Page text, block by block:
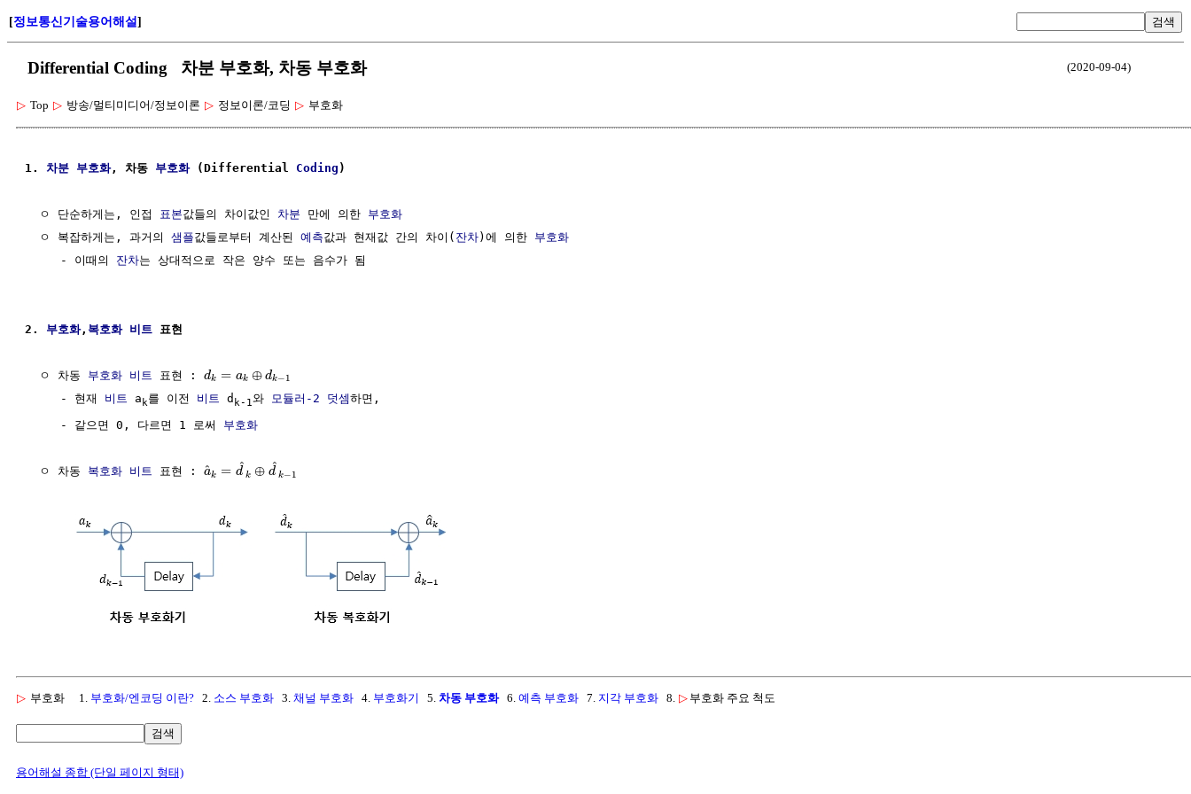
[정보통신기술용어해설] 검색
Differential Coding 차분 부호화, 차동 부호화 (2020-09-04)
▷ Top ▷ 방송/멀티미디어/정보이론 ▷ 정보이론/코딩 ▷ 부호화
1. 차분 부호화, 차동 부호화 (Differential Coding )
  ㅇ 단순하게는, 인접
표본값들의 차이값인 차분 만에 의한 부호화
  ㅇ 복잡하게는, 과거의
샘플값들로부터 계산된 예측값과 현재값 간의 차이( 잔차)에 의한 부호화
     - 이때의
잔차는 상대적으로 작은 양수 또는 음수가 됨
2. 부호화, 복호화 비트 표현
  ㅇ 차동
부호화 비트 표현 : dk = ak ⊕ dk−1
     - 현재
비트 a k를 이전 비트 d k-1와 모듈러-2 덧셈하면,
     - 같으면 0, 다르면 1 로써
부호화
  ㅇ 차동
복호화 비트 표현 : ^
ak = ^
d k ⊕ ^
d k−1
▷ 부호화 1. 부호화/엔코딩 이란? 2. 소스 부호화 3. 채널 부호화 4. 부호화기 5. 차동 부호화6. 예측 부호화 7. 지각 부호화 8. ▷ 부호화 주요 척도
검색
용어해설 종합 (단일 페이지 형태)